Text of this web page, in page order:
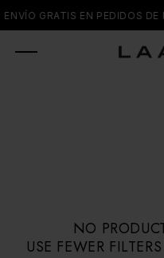
ENVÍO GRATIS EN PEDIDOS DE
NO
USE FEWER